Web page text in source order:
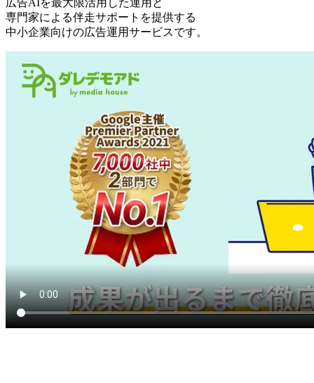
広告AIを最大限活用した運用と
専門家による伴走サポートを提供する
中小企業向けの広告運用サービスです。